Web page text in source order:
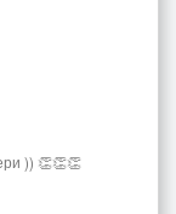
)) 👏👏👏